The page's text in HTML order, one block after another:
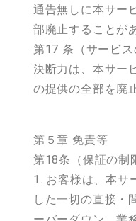
通告無しに本サー
部廃止することが
第17 条（サービス
決断力は、本サー
の提供の全部を廃
第５章 免責等
第18条（保証の制
1. お客様は、本サ
した一切の直接・